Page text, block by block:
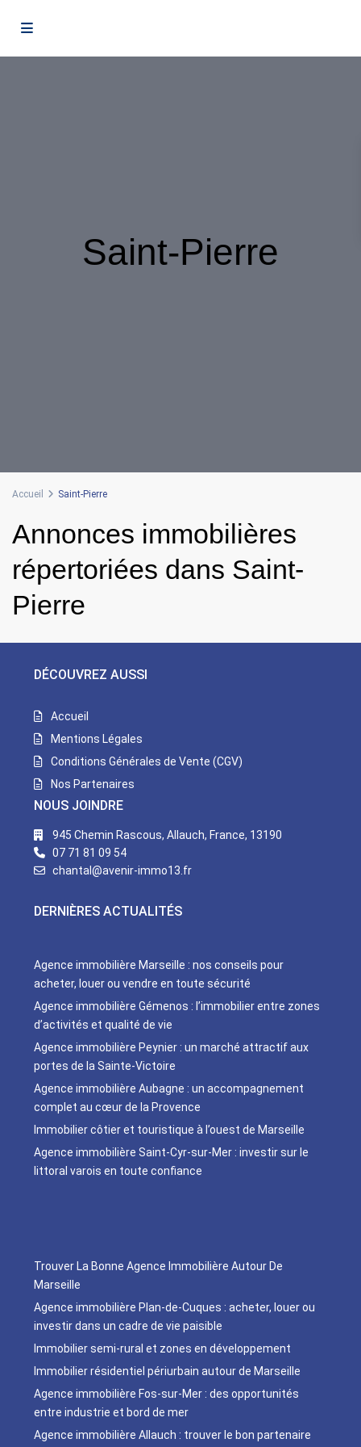
Saint-Pierre
Accueil Saint-Pierre
Annonces immobilières
répertoriées dans Saint-
Pierre
DÉCOUVREZ AUSSI
Accueil
Mentions Légales
Conditions Générales de Vente (CGV)
Nos Partenaires
NOUS JOINDRE
945 Chemin Rascous, Allauch, France, 13190
07 71 81 09 54
chantal@avenir-immo13.fr
DERNIÈRES ACTUALITÉS
Agence immobilière Marseille : nos conseils pour
acheter, louer ou vendre en toute sécurité
Agence immobilière Gémenos : l’immobilier entre zones
d’activités et qualité de vie
Agence immobilière Peynier : un marché attractif aux
portes de la Sainte-Victoire
Agence immobilière Aubagne : un accompagnement
complet au cœur de la Provence
Immobilier côtier et touristique à l’ouest de Marseille
Agence immobilière Saint-Cyr-sur-Mer : investir sur le
littoral varois en toute confiance
Trouver La Bonne Agence Immobilière Autour De
Marseille
Agence immobilière Plan-de-Cuques : acheter, louer ou
investir dans un cadre de vie paisible
Immobilier semi-rural et zones en développement
Immobilier résidentiel périurbain autour de Marseille
Agence immobilière Fos-sur-Mer : des opportunités
entre industrie et bord de mer
Agence immobilière Allauch : trouver le bon partenaire